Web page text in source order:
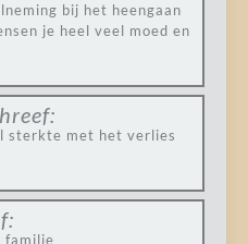
bij het heengaan
je heel veel moed en
sterkte met het verlies
familie